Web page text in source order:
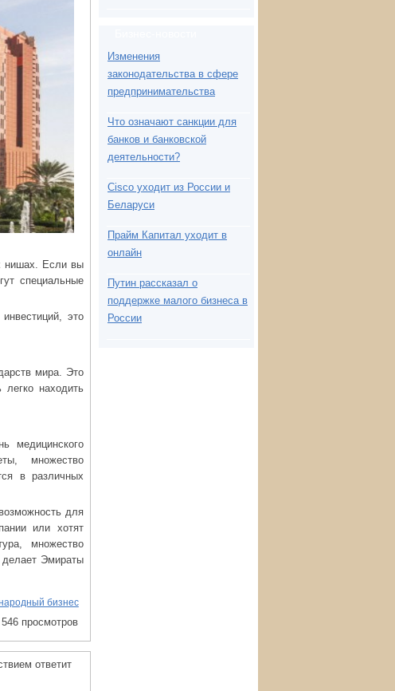
нишах. Если вы
специальные
это
мира. Это
находить
медицинского
множество
в различных
для
или хотят
множество
делает Эмираты
бизнес
546 просмотров
ответит
Изменения
законодательства в сфере
предпринимательства
Что означают санкции для
банков и банковской
деятельности?
Cisco уходит из России и
Беларуси
Прайм Капитал уходит в
онлайн
Путин рассказал о
поддержке малого бизнеса в
России